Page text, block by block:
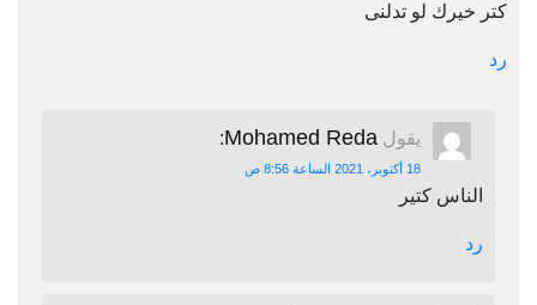
كتر خيرك لو تدلنى
رد
يقول Mohamed Reda
:
18 أكتوبر، 2021 الساعة 8:56 ص
الناس كتير
رد